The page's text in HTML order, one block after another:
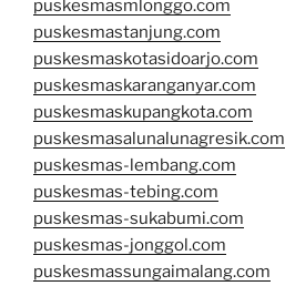
puskesmasmlonggo.com
puskesmastanjung.com
puskesmaskotasidoarjo.com
puskesmaskaranganyar.com
puskesmaskupangkota.com
puskesmasalunalunagresik.com
puskesmas-lembang.com
puskesmas-tebing.com
puskesmas-sukabumi.com
puskesmas-jonggol.com
puskesmassungaimalang.com